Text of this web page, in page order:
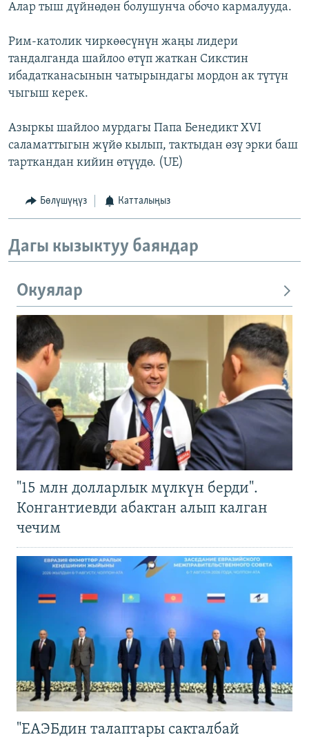
Алар тыш дүйнөдөн болушунча обочо кармалууда.
Рим-католик чиркөөсүнүн жаңы лидери
тандалганда шайлоо өтүп жаткан Сикстин
ибадатканасынын чатырындагы мордон ак түтүн
чыгыш керек.
Азыркы шайлоо мурдагы Папа Бенедикт XVI
саламаттыгын жүйө кылып, тактыдан өзү эрки баш
тарткандан кийин өтүүдө. (UE)
Бөлүшүңүз Катталыңыз
Дагы кызыктуу баяндар
Окуялар
"15 млн долларлык мүлкүн берди".
Конгантиевди абактан алып калган
чечим
"ЕАЭБдин талаптары сакталбай